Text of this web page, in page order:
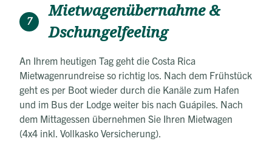
7
Mietwagenübernahme &
Dschungelfeeling
An Ihrem heutigen Tag geht die Costa Rica
Mietwagenrundreise so richtig los. Nach dem Frühstück
geht es per Boot wieder durch die Kanäle zum Hafen
und im Bus der Lodge weiter bis nach Guápiles. Nach
dem Mittagessen übernehmen Sie Ihren Mietwagen
(4x4 inkl. Vollkasko Versicherung).